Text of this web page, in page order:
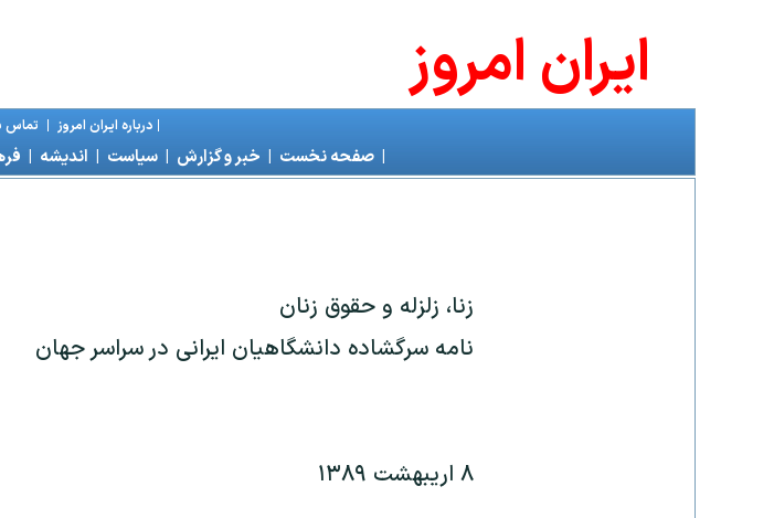
ايران امروز
|درباره ايران امروز | تماس
| صفحه نخست | خبر و گزارش | سياست | انديشه |
زنا، زلزله و حقوق زنان
نامه سرگشاده دانشگاهيان ايرانی در سراسر جهان
۸ اريبهشت ۱۳۸۹